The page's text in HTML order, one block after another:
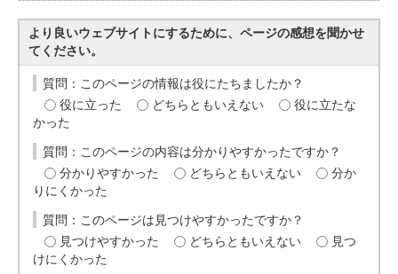
より良いウェブサイトにするために、ページの感想を聞かせ
てください。
質問：このページの情報は役にたちましたか？
役に立った
どちらともいえない
役に立たな
かった
質問：このページの内容は分かりやすかったですか？
分かりやすかった
どちらともいえない
分か
りにくかった
質問：このページは見つけやすかったですか？
見つけやすかった
どちらともいえない
見つ
けにくかった